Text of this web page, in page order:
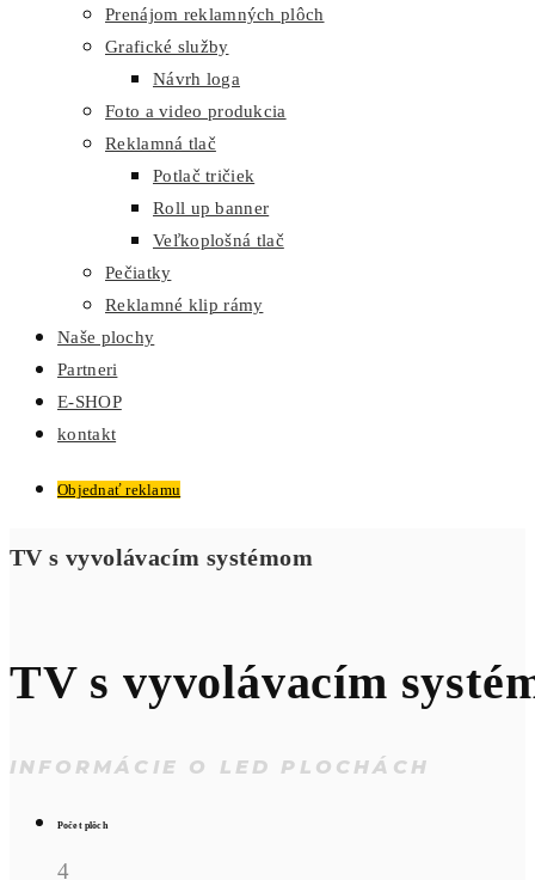
Prenájom reklamných plôch
Grafické služby
Návrh loga
Foto a video produkcia
Reklamná tlač
Potlač tričiek
Roll up banner
Veľkoplošná tlač
Pečiatky
Reklamné klip rámy
Naše plochy
Partneri
E-SHOP
kontakt
Objednať reklamu
TV s vyvolávacím systémom
TV s vyvolávacím
INFORMÁCIE O LED PLOCHÁCH
Počet plôch
4